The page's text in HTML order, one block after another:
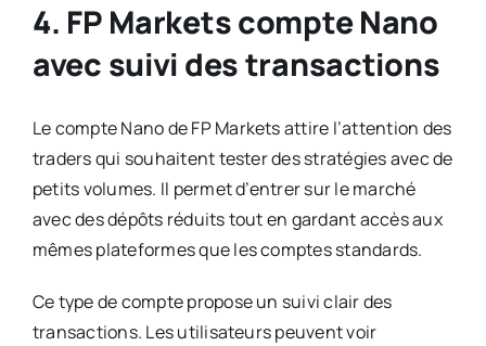
4. FP Markets compte Nano
avec suivi des transactions
Le compte Nano de FP Markets attire l’attention des
traders qui souhaitent tester des stratégies avec de
petits volumes. Il permet d’entrer sur le marché
avec des dépôts réduits tout en gardant accès aux
mêmes plateformes que les comptes standards.
Ce type de compte propose un suivi clair des
transactions. Les utilisateurs peuvent voir